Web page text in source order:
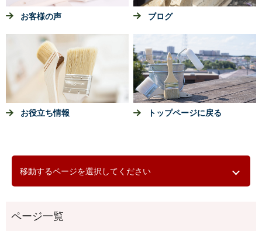
お客様の声 ブログ
お役立ち情報 トップページに戻る
移動するページを選択してください